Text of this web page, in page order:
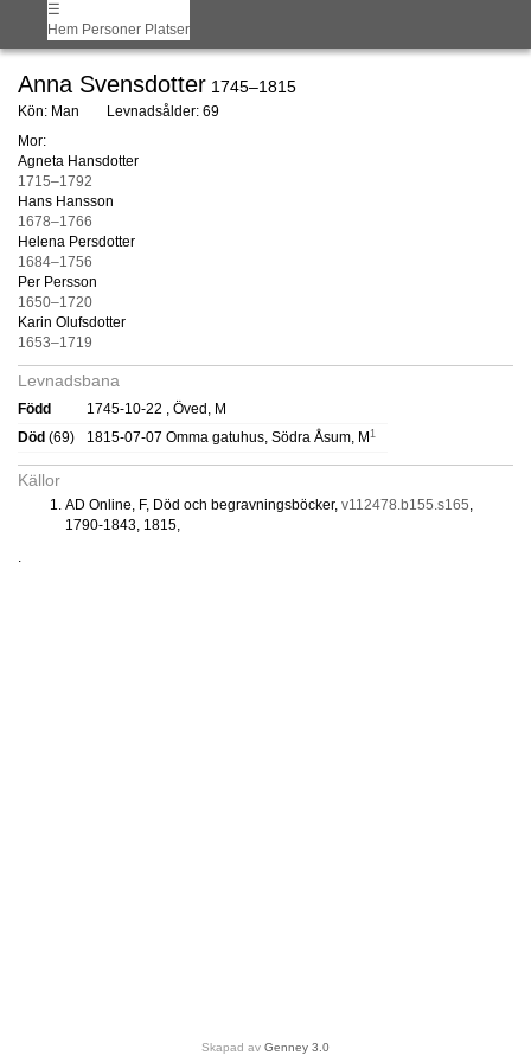
☰
Hem Personer Platser
Anna Svensdotter 1745–1815
Kön: Man
Levnadsålder: 69
Mor:
Agneta Hansdotter
1715–1792
Hans Hansson
1678–1766
Helena Persdotter
1684–1756
Per Persson
1650–1720
Karin Olufsdotter
1653–1719
Levnadsbana
Född
1745-10-22 , Öved, M
Död (69) 1815-07-07 Omma gatuhus, Södra Åsum, M 1
Källor
AD Online, F, Död och begravningsböcker, v112478.b155.s165,
1790-1843, 1815,
.
Skapad av Genney 3.0